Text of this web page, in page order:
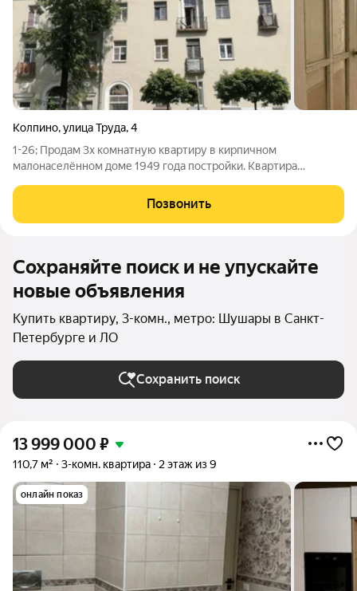
Колпино,улица Труда,4
1-26; Продам 3х комнатную квартиру в кирпичном
малонаселённом доме 1949 года постройки. Квартира
Просторная прихожая. Потолки высокие 3,18 м, что визуально
увеличивает пространство. В комнатах
Позвонить
Сохраняйте поиск и не упускайте
новые объявления
Купить квартиру, 3-комн., метро: Шушары в Санкт-
Петербурге и ЛО
Сохранить поиск
13 999 000 ₽
110,7 м² 3-комн. квартира 2 этаж из 9
онлайн показ